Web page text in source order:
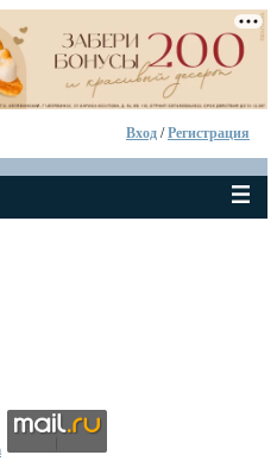
Вход /Регистрация